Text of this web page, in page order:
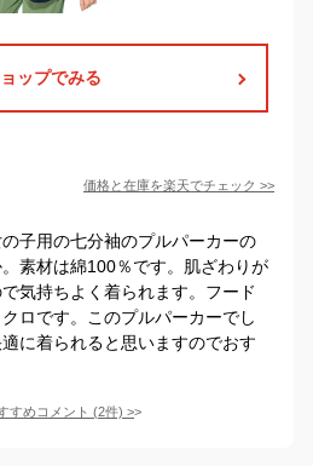
ップでみる
価格と在庫を楽天でチェック >>
子用の七分袖のプルパーカーの
素材は綿100％です。肌ざわりが
気持ちよく着られます。フード
ロです。このプルパーカーでし
に着られると思いますのでおす
すめコメント (2件) >